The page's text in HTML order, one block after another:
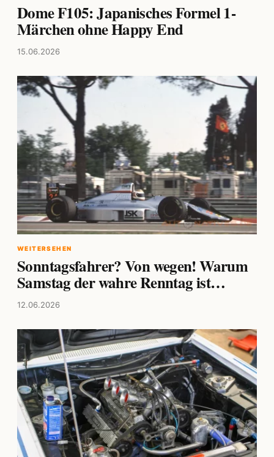
Dome F105: Japanisches Formel 1-
Märchen ohne Happy End
15.06.2026
WEITERSEHEN
Sonntagsfahrer? Von wegen! Warum
Samstag der wahre Renntag ist…
12.06.2026